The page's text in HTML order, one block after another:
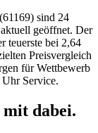
sind 24
geöffnet. Der
teuerste bei 2,64
Preisvergleich
für Wettbewerb
Service.
mit dabei.